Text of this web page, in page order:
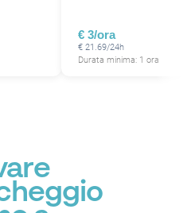
€ 3/ora
€ 21.69/24h
Durata minima: 1 ora